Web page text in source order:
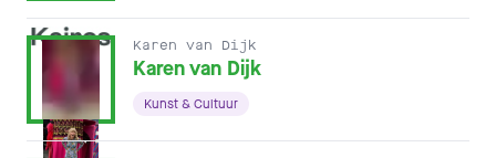
Karen van Dijk
Karen van Dijk
Kunst & Cultuur